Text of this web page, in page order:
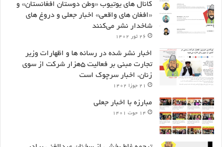
کانال های یوتیوب «وطن دوستان افغانستان» و
«افغان های واقعی» اخبار جعلی و دروغ های
شاخدار نشر می‌کنند
۲۶ ثور ۱۴۰۲
اخبار نشر شده در رسانه ها و اظهارات وزیر
تجارت مبنی بر فعالیت ۵هزار شرکت از سوی
زنان، اخبار سرچوک است
۲۱ جوزا ۱۴۰۲
مبارزه با اخبار جعلی
۱۴ حوت ۱۴۰۱